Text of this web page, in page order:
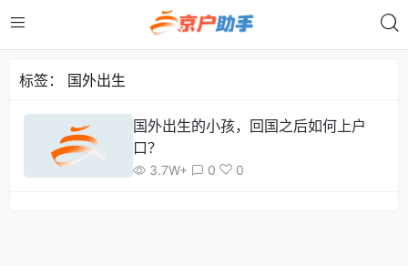
标签： 国外出生
国外出生的小孩，回国之后如何上户
口？
3.7W+ 0 0